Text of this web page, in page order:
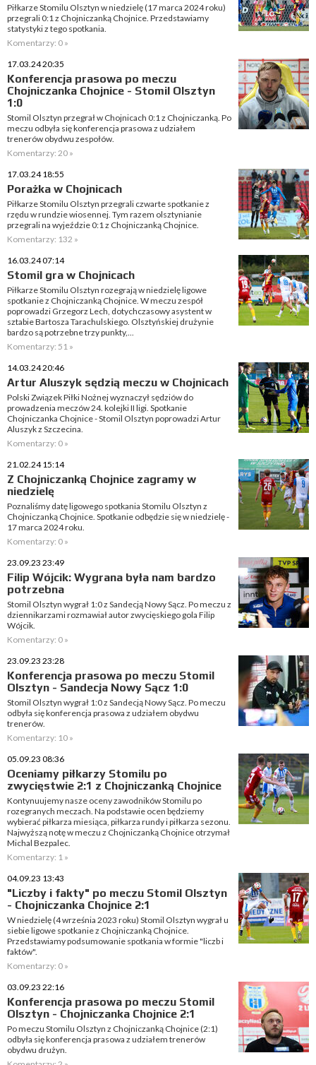
Piłkarze Stomilu Olsztyn w niedzielę (17 marca 2024 roku)
przegrali 0:1 z Chojniczanką Chojnice. Przedstawiamy
statystyki z tego spotkania.
Komentarzy: 0 »
17.03.24 20:35
Konferencja prasowa po meczu
Chojniczanka Chojnice - Stomil Olsztyn
1:0
Stomil Olsztyn przegrał w Chojnicach 0:1 z Chojniczanką. Po
meczu odbyła się konferencja prasowa z udziałem
trenerów obydwu zespołów.
Komentarzy: 20 »
17.03.24 18:55
Porażka w Chojnicach
Piłkarze Stomilu Olsztyn przegrali czwarte spotkanie z
rzędu w rundzie wiosennej. Tym razem olsztynianie
przegrali na wyjeździe 0:1 z Chojniczanką Chojnice.
Komentarzy: 132 »
16.03.24 07:14
Stomil gra w Chojnicach
Piłkarze Stomilu Olsztyn rozegrają w niedzielę ligowe
spotkanie z Chojniczanką Chojnice. W meczu zespół
poprowadzi Grzegorz Lech, dotychczasowy asystent w
sztabie Bartosza Tarachulskiego. Olsztyńskiej drużynie
bardzo są potrzebne trzy punkty,...
Komentarzy: 51 »
14.03.24 20:46
Artur Aluszyk sędzią meczu w Chojnicach
Polski Związek Piłki Nożnej wyznaczył sędziów do
prowadzenia meczów 24. kolejki II ligi. Spotkanie
Chojniczanka Chojnice - Stomil Olsztyn poprowadzi Artur
Aluszyk z Szczecina.
Komentarzy: 0 »
21.02.24 15:14
Z Chojniczanką Chojnice zagramy w
niedzielę
Poznaliśmy datę ligowego spotkania Stomilu Olsztyn z
Chojniczanką Chojnice. Spotkanie odbędzie się w niedzielę -
17 marca 2024 roku.
Komentarzy: 0 »
23.09.23 23:49
Filip Wójcik: Wygrana była nam bardzo
potrzebna
Stomil Olsztyn wygrał 1:0 z Sandecją Nowy Sącz. Po meczu z
dziennikarzami rozmawiał autor zwycięskiego gola Filip
Wójcik.
Komentarzy: 0 »
23.09.23 23:28
Konferencja prasowa po meczu Stomil
Olsztyn - Sandecja Nowy Sącz 1:0
Stomil Olsztyn wygrał 1:0 z Sandecją Nowy Sącz. Po meczu
odbyła się konferencja prasowa z udziałem obydwu
trenerów.
Komentarzy: 10 »
05.09.23 08:36
Oceniamy piłkarzy Stomilu po
zwycięstwie 2:1 z Chojniczanką Chojnice
Kontynuujemy nasze oceny zawodników Stomilu po
rozegranych meczach. Na podstawie ocen będziemy
wybierać piłkarza miesiąca, piłkarza rundy i piłkarza sezonu.
Najwyższą notę w meczu z Chojniczanką Chojnice otrzymał
Michal Bezpalec.
Komentarzy: 1 »
04.09.23 13:43
"Liczby i fakty" po meczu Stomil Olsztyn
- Chojniczanka Chojnice 2:1
W niedzielę (4 września 2023 roku) Stomil Olsztyn wygrał u
siebie ligowe spotkanie z Chojniczanką Chojnice.
Przedstawiamy podsumowanie spotkania w formie "liczb i
faktów".
Komentarzy: 0 »
03.09.23 22:16
Konferencja prasowa po meczu Stomil
Olsztyn - Chojniczanka Chojnice 2:1
Po meczu Stomilu Olsztyn z Chojniczanką Chojnice (2:1)
odbyła się konferencja prasowa z udziałem trenerów
obydwu drużyn.